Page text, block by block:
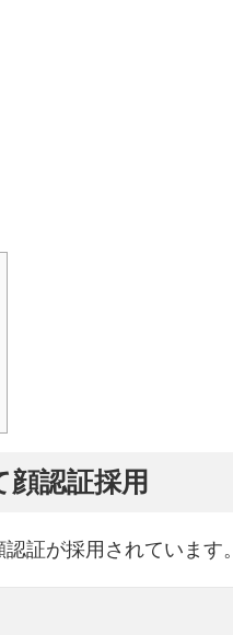
認証採用
証が採用されています。